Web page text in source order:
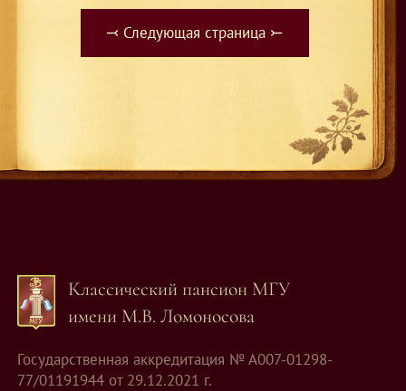
⤙ Следующая страница ⤚
Классический пансион МГУ
имени М.В. Ломоносова
Государственная аккредитация № А007-01298-
77/01191944 от 29.12.2021 г.